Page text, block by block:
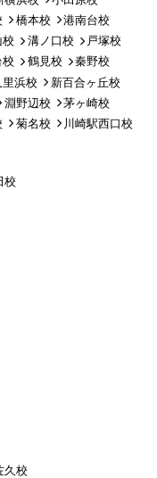
橋本校
港南台校
校 溝ノ口校
戸塚校
鶴見校
秦野校
浜校
新百合ヶ丘校
淵野辺校
茅ヶ崎校
菊名校 川崎駅西口校
校
久校